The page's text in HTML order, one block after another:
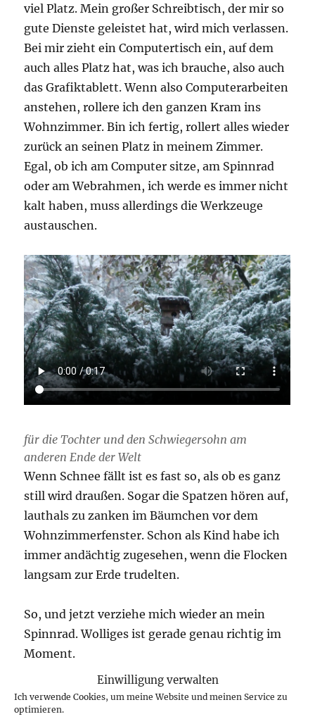
Einwilligung verwalten
Ich verwende Cookies, um meine Website und meinen Service zu
optimieren.
viel Platz. Mein großer Schreibtisch, der mir so
gute Dienste geleistet hat, wird mich verlassen.
Bei mir zieht ein Computertisch ein, auf dem
auch alles Platz hat, was ich brauche, also auch
das Grafiktablett. Wenn also Computerarbeiten
anstehen, rollere ich den ganzen Kram ins
Wohnzimmer. Bin ich fertig, rollert alles wieder
zurück an seinen Platz in meinem Zimmer.
Egal, ob ich am Computer sitze, am Spinnrad
oder am Webrahmen, ich werde es immer nicht
kalt haben, muss allerdings die Werkzeuge
austauschen.
für die Tochter und den Schwiegersohn am
anderen Ende der Welt
Wenn Schnee fällt ist es fast so, als ob es ganz
still wird draußen. Sogar die Spatzen hören auf,
lauthals zu zanken im Bäumchen vor dem
Wohnzimmerfenster. Schon als Kind habe ich
immer andächtig zugesehen, wenn die Flocken
langsam zur Erde trudelten.
So, und jetzt verziehe mich wieder an mein
Spinnrad. Wolliges ist gerade genau richtig im
Moment.
am
November 18, 2022 Kategorien
Leipzig-Grünau
Spärherbst
zu